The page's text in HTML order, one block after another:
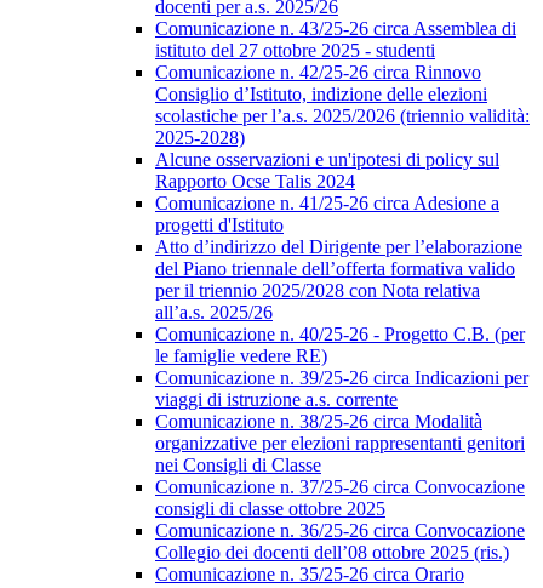
docenti per a.s. 2025/26
Comunicazione n. 43/25-26 circa Assemblea di
istituto del 27 ottobre 2025 - studenti
Comunicazione n. 42/25-26 circa Rinnovo
Consiglio d’Istituto, indizione delle elezioni
scolastiche per l’a.s. 2025/2026 (triennio validità:
2025-2028)
Alcune osservazioni e un'ipotesi di policy sul
Rapporto Ocse Talis 2024
Comunicazione n. 41/25-26 circa Adesione a
progetti d'Istituto
Atto d’indirizzo del Dirigente per l’elaborazione
del Piano triennale dell’offerta formativa valido
per il triennio 2025/2028 con Nota relativa
all’a.s. 2025/26
Comunicazione n. 40/25-26 - Progetto C.B. (per
le famiglie vedere RE)
Comunicazione n. 39/25-26 circa Indicazioni per
viaggi di istruzione a.s. corrente
Comunicazione n. 38/25-26 circa Modalità
organizzative per elezioni rappresentanti genitori
nei Consigli di Classe
Comunicazione n. 37/25-26 circa Convocazione
consigli di classe ottobre 2025
Comunicazione n. 36/25-26 circa Convocazione
Collegio dei docenti dell’08 ottobre 2025 (ris.)
Comunicazione n. 35/25-26 circa Orario